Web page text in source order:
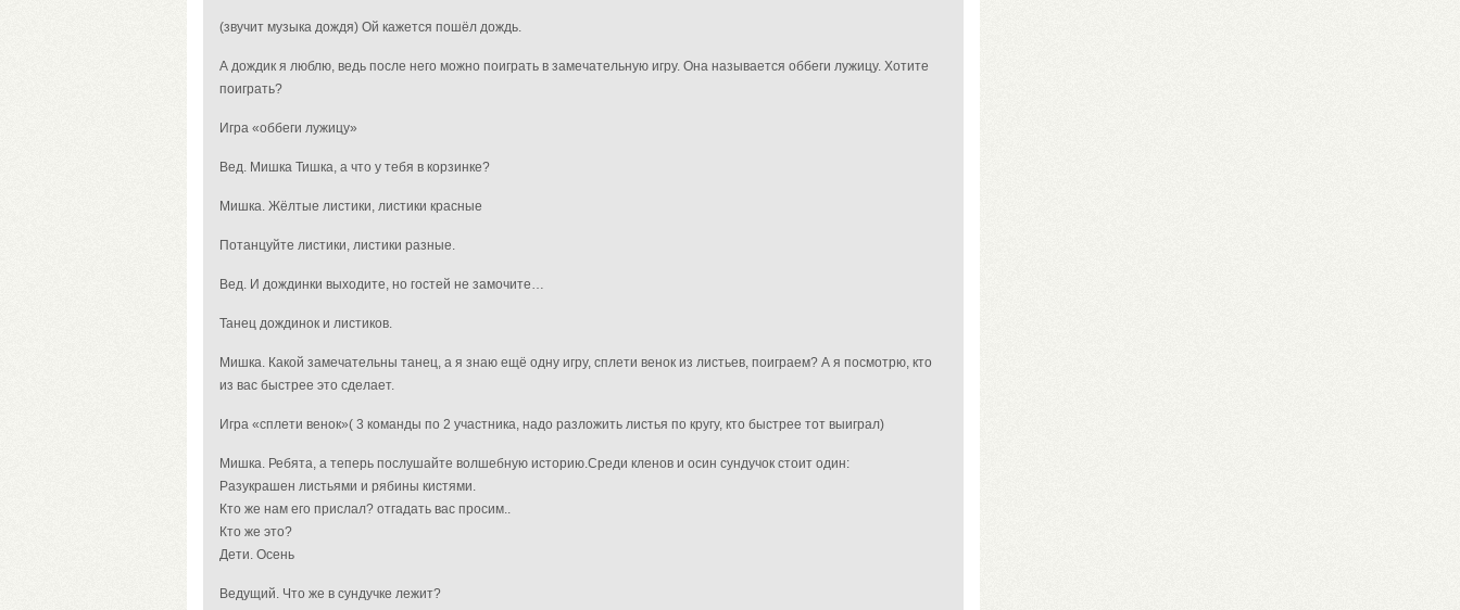
(звучит музыка дождя) Ой кажется пошёл дождь.
А дождик я люблю, ведь после него можно поиграть в замечательную игру. Она называется оббеги лужицу. Хотите
поиграть?
Игра «оббеги лужицу»
Вед. Мишка Тишка, а что у тебя в корзинке?
Мишка. Жёлтые листики, листики красные
Потанцуйте листики, листики разные.
Вед. И дождинки выходите, но гостей не замочите…
Танец дождинок и листиков.
Мишка. Какой замечательны танец, а я знаю ещё одну игру, сплети венок из листьев, поиграем? А я посмотрю, кто
из вас быстрее это сделает.
Игра «сплети венок»( 3 команды по 2 участника, надо разложить листья по кругу, кто быстрее тот выиграл)
Мишка. Ребята, а теперь послушайте волшебную историю.Среди кленов и осин сундучок стоит один:
Разукрашен листьями и рябины кистями.
Кто же нам его прислал? отгадать вас просим..
Кто же это?
Дети. Осень
Ведущий. Что же в сундучке лежит?